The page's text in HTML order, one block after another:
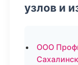
узлов и
ООО
Сахалинск